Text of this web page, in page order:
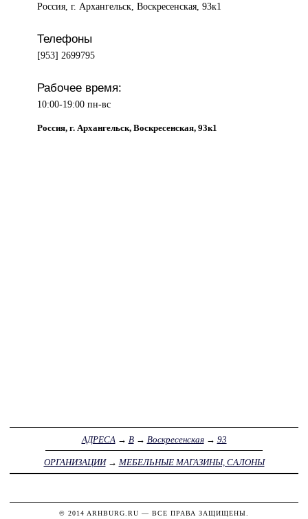
Россия, г. Архангельск, Воскресенская, 93к1
Телефоны
[953] 2699795
Рабочее время:
10:00-19:00 пн-вс
Россия, г. Архангельск, Воскресенская, 93к1
АДРЕСА → В→ Воскресенская→ 93
ОРГАНИЗАЦИИ→ МЕБЕЛЬНЫЕ МАГАЗИНЫ, САЛОНЫ
© 2014 ARHBURG.RU — ВСЕ ПРАВА ЗАЩИЩЕНЫ.